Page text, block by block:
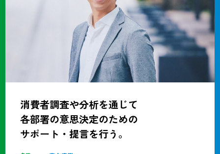
消費者調査や分析を通じて
各部署の意思決定のための
サポート・提言を行う。